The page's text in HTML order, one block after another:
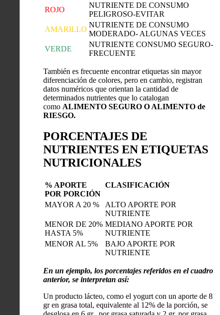
ROJO
NUTRIENTE DE CONSUMO
PELIGROSO-EVITAR
AMARILLO
NUTRIENTE DE CONSUMO
MODERADO- ALGUNAS VECES
VERDE
NUTRIENTE CONSUMO SEGURO-
FRECUENTE
También es frecuente encontrar etiquetas sin mayor
diferenciación de colores, pero en cambio, registran
datos numéricos que orientan la cantidad de
determinados nutrientes que lo catalogan
como ALIMENTO SEGURO O ALIMENTO de
RIESGO.
PORCENTAJES DE
NUTRIENTES EN ETIQUETAS
NUTRICIONALES
% APORTE
POR PORCIÓN
CLASIFICACIÓN
MAYOR A 20 %
ALTO APORTE POR
NUTRIENTE
MENOR DE 20%
HASTA 5%
MEDIANO APORTE POR
NUTRIENTE
MENOR AL 5%
BAJO APORTE POR
NUTRIENTE
En un ejemplo, los porcentajes referidos en el cuadro
anterior, se interpretan así:
Un producto lácteo, como el yogurt con un aporte de 8
gr en grasa total, equivalente al 12% de la porción, se